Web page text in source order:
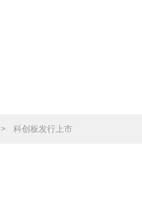
> 科创板发行上市